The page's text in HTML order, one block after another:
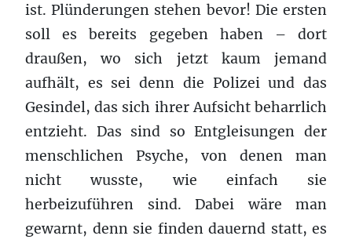
ist. Plünderungen stehen bevor! Die ersten
soll es bereits gegeben haben – dort
draußen, wo sich jetzt kaum jemand
aufhält, es sei denn die Polizei und das
Gesindel, das sich ihrer Aufsicht beharrlich
entzieht. Das sind so Entgleisungen der
menschlichen Psyche, von denen man
nicht wusste, wie einfach sie
herbeizuführen sind. Dabei wäre man
gewarnt, denn sie finden dauernd statt, es